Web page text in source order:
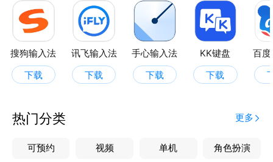
搜狗输入法
下载
讯飞输入法
下载
手心输入法
下载
KK键盘
下载
百
热门分类 更多
可预约 视频 单机 角色扮演